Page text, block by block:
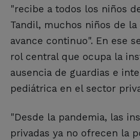
"recibe a todos los niños
Tandil, muchos niños de
avance continuo". En ese
rol central que ocupa la
ausencia de guardias e
pediátrica en el sector
"Desde la pandemia, las
privadas ya no ofrecen la